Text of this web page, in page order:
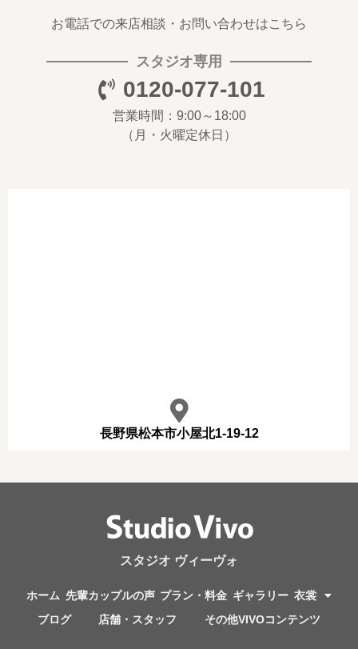
お電話での来店相談・お問い合わせはこちら
スタジオ専用
0120-077-101
営業時間：9:00～18:00
（月・火曜定休日）
長野県松本市小屋北1-19-12
スタジオ ヴィーヴォ
ホーム 先輩カップルの声 プラン・料金 ギャラリー 衣裳
ブログ
店舗・スタッフ その他VIVOコンテンツ